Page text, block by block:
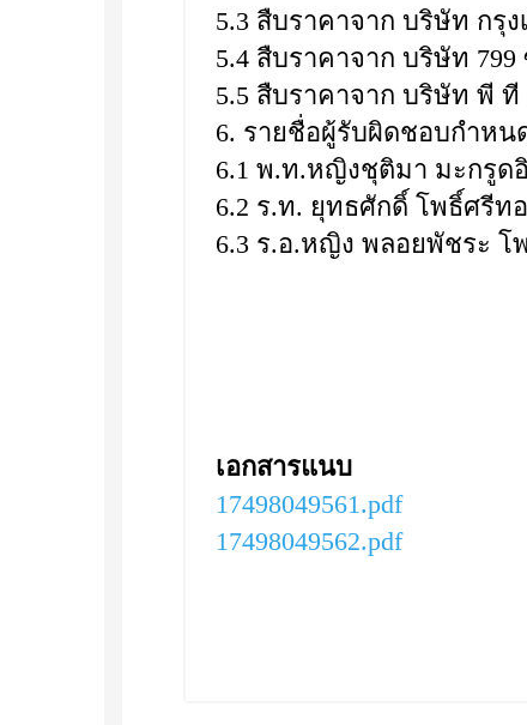
5.3 สืบราคาจาก บริษัท ก
5.4 สืบราคาจาก บริษัท
5.5 สืบราคาจาก บริษัท พี
6. รายชื่อผู้รับผิดชอบกำหน
6.1 พ.ท.หญิงชุติมา มะกรูด
6.2 ร.ท. ยุทธศักดิ์ โพธิ์ศรีท
6.3 ร.อ.หญิง พลอยพัชระ โ
เอกสารแนบ
17498049561.pdf
17498049562.pdf